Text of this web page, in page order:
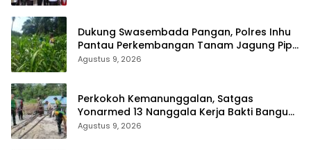
Dukung Swasembada Pangan, Polres Inhu
Pantau Perkembangan Tanam Jagung Pipil
Agustus 9, 2026
Perkokoh Kemanunggalan, Satgas
Yonarmed 13 Nanggala Kerja Bakti Bangun
Masjid Al-Hikmah di Kapuas Hulu
Agustus 9, 2026